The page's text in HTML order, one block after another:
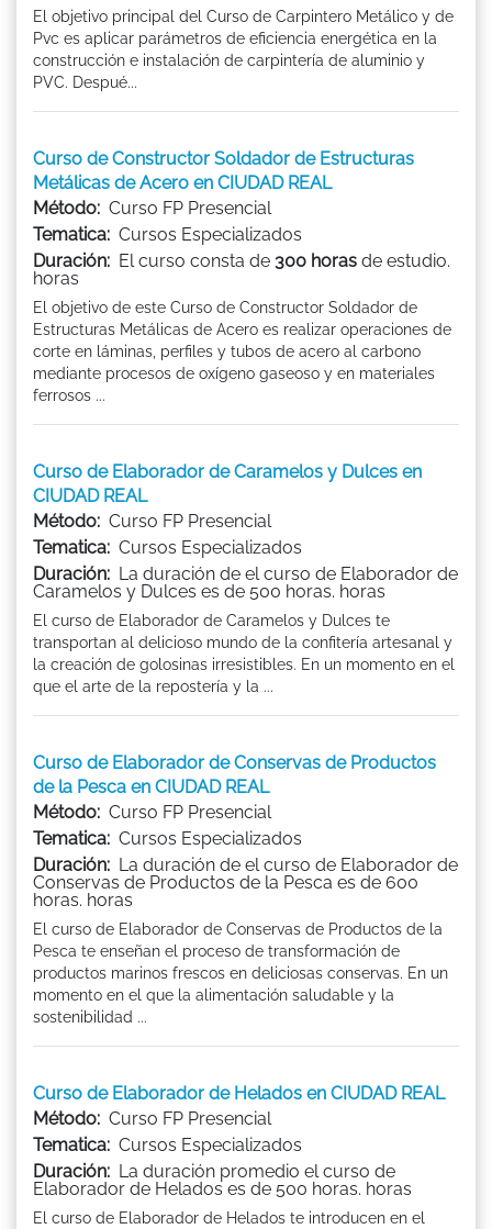
El objetivo principal del Curso de Carpintero Metálico y de
Pvc es aplicar parámetros de eficiencia energética en la
construcción e instalación de carpintería de aluminio y
PVC. Despué...
Curso de Constructor Soldador de Estructuras
Metálicas de Acero en CIUDAD REAL
Método: Curso FP Presencial
Tematica: Cursos Especializados
Duración: El curso consta de 300 horas de estudio.
horas
El objetivo de este Curso de Constructor Soldador de
Estructuras Metálicas de Acero es realizar operaciones de
corte en láminas, perfiles y tubos de acero al carbono
mediante procesos de oxígeno gaseoso y en materiales
ferrosos ...
Curso de Elaborador de Caramelos y Dulces en
CIUDAD REAL
Método: Curso FP Presencial
Tematica: Cursos Especializados
Duración: La duración de el curso de Elaborador de
Caramelos y Dulces es de 500 horas. horas
El curso de Elaborador de Caramelos y Dulces te
transportan al delicioso mundo de la confitería artesanal y
la creación de golosinas irresistibles. En un momento en el
que el arte de la repostería y la ...
Curso de Elaborador de Conservas de Productos
de la Pesca en CIUDAD REAL
Método: Curso FP Presencial
Tematica: Cursos Especializados
Duración: La duración de el curso de Elaborador de
Conservas de Productos de la Pesca es de 600
horas. horas
El curso de Elaborador de Conservas de Productos de la
Pesca te enseñan el proceso de transformación de
productos marinos frescos en deliciosas conservas. En un
momento en el que la alimentación saludable y la
sostenibilidad ...
Curso de Elaborador de Helados en CIUDAD REAL
Método: Curso FP Presencial
Tematica: Cursos Especializados
Duración: La duración promedio el curso de
Elaborador de Helados es de 500 horas. horas
El curso de Elaborador de Helados te introducen en el